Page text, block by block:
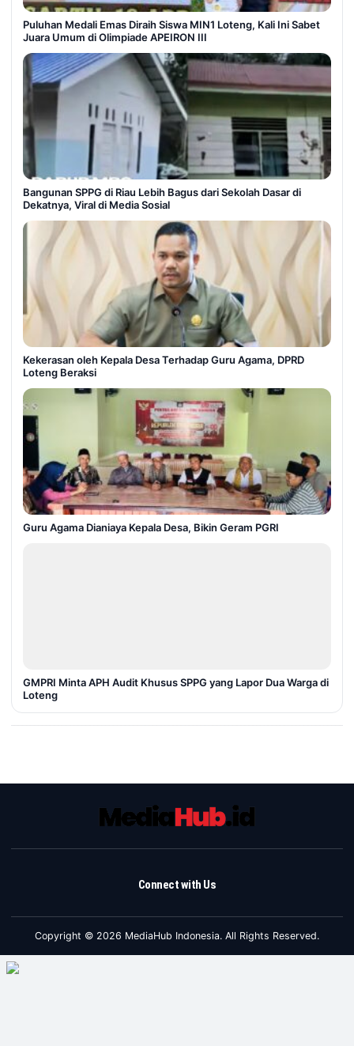
Puluhan Medali Emas Diraih Siswa MIN1 Loteng, Kali Ini Sabet
Juara Umum di Olimpiade APEIRON III
Bangunan SPPG di Riau Lebih Bagus dari Sekolah Dasar di
Dekatnya, Viral di Media Sosial
Kekerasan oleh Kepala Desa Terhadap Guru Agama, DPRD
Loteng Beraksi
Guru Agama Dianiaya Kepala Desa, Bikin Geram PGRI
GMPRI Minta APH Audit Khusus SPPG yang Lapor Dua Warga di
Loteng
Connect with Us
Copyright © 2026 MediaHub Indonesia. All Rights Reserved.